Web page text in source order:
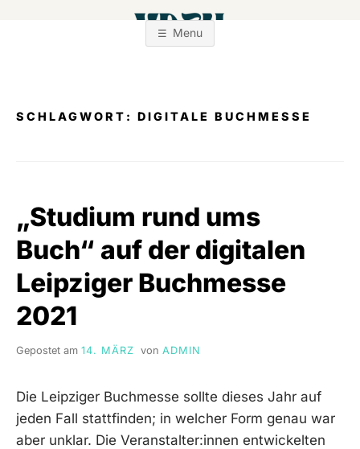
Menu
SCHLAGWORT: DIGITALE BUCHMESSE
„Studium rund ums
Buch“ auf der digitalen
Leipziger Buchmesse
2021
Gepostet am 14. MÄRZ von ADMIN
Die Leipziger Buchmesse sollte dieses Jahr auf
jeden Fall stattfinden; in welcher Form genau war
aber unklar. Die Veranstalter:innen entwickelten